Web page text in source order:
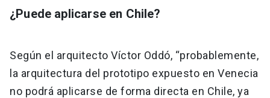
¿Puede aplicarse en Chile?
Según el arquitecto Víctor Oddó, “probablemente,
la arquitectura del prototipo expuesto en Venecia
no podrá aplicarse de forma directa en Chile, ya